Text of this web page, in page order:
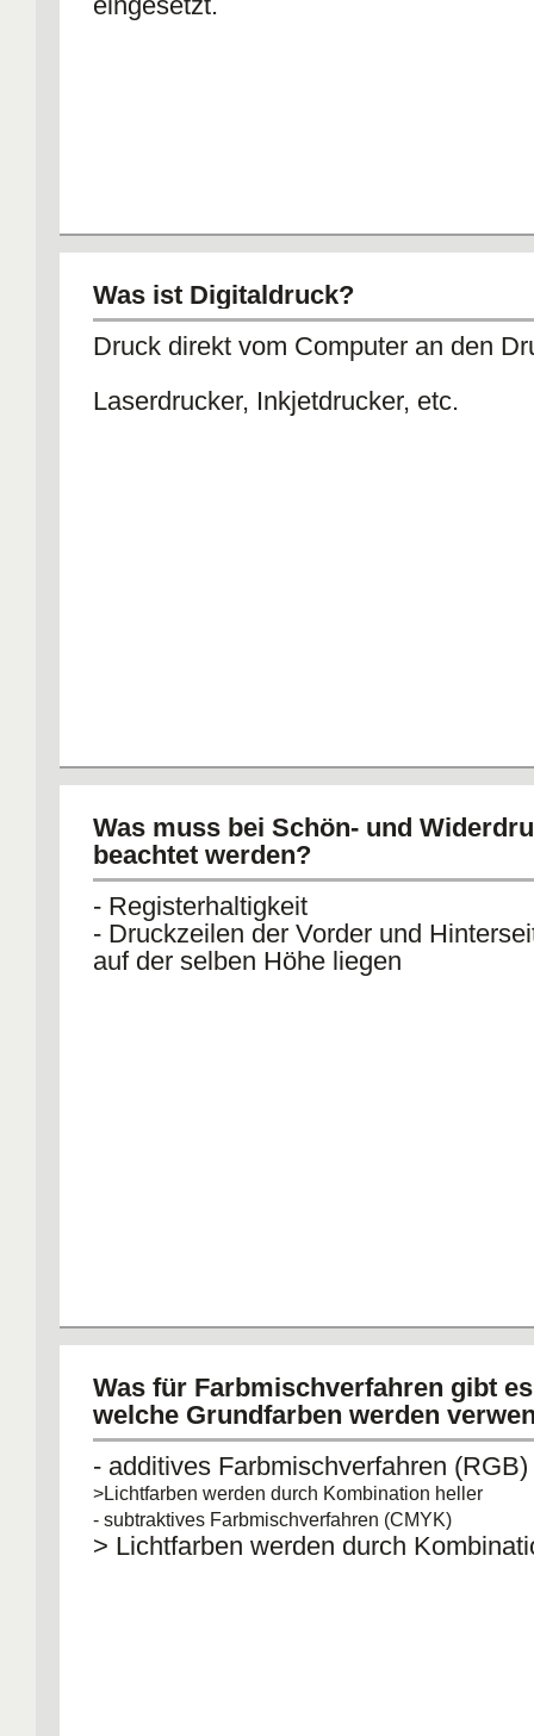
Was ist Digitaldruck?
Druck direkt vom Computer an den
Laserdrucker, Inkjetdrucker, etc.
Was muss bei Schön- und
beachtet werden?
- Registerhaltigkeit
- Druckzeilen der Vorder und
auf der selben Höhe liegen
Was für Farbmischverfahren gibt
welche Grundfarben werden
- additives Farbmischverfahren (RGB)
>Lichtfarben werden durch Kombination heller
- subtraktives Farbmischverfahren (CMYK)
> Lichtfarben werden durch